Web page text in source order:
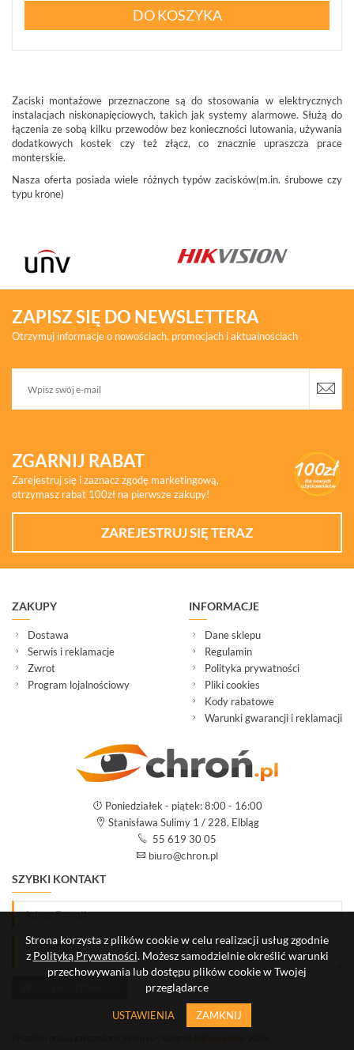
DO KOSZYKA
Zaciski montażowe przeznaczone są do stosowania w elektrycznych
instalacjach niskonapięciowych, takich jak systemy alarmowe. Służą do
łączenia ze sobą kilku przewodów bez konieczności lutowania, używania
dodatkowych kostek czy też złącz, co znacznie upraszcza prace
monterskie.
Nasza oferta posiada wiele różnych typów zacisków(m.in. śrubowe czy
typu krone)
ZAPISZ SIĘ DO NEWSLETTERA
Otrzymuj informacje o nowościach, promocjach i aktualnościach
ZGARNIJ RABAT
Zarejestruj się i zaznacz zgodę marketingową,
otrzymasz rabat 100zł na pierwsze zakupy!
ZAREJESTRUJ SIĘ TERAZ
ZAKUPY
Dostawa
Serwis i reklamacje
Zwrot
Program lojalnościowy
INFORMACJE
Dane sklepu
Regulamin
Polityka prywatności
Pliki cookies
Kody rabatowe
Warunki gwarancji i reklamacji
Poniedziałek - piątek: 8:00 - 16:00
Stanisława Sulimy 1 / 228, Elbląg
55 619 30 05
SZYBKI KONTAKT
Strona korzysta z plików cookie w celu realizacji usług zgodnie
z Polityką Prywatności. Możesz samodzielnie określić warunki
przechowywania lub dostępu plików cookie w Twojej
przeglądarce
USTAWIENIA ZAMKNIJ